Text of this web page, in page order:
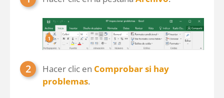
Hacer clic en Comprobar si hay
problemas.